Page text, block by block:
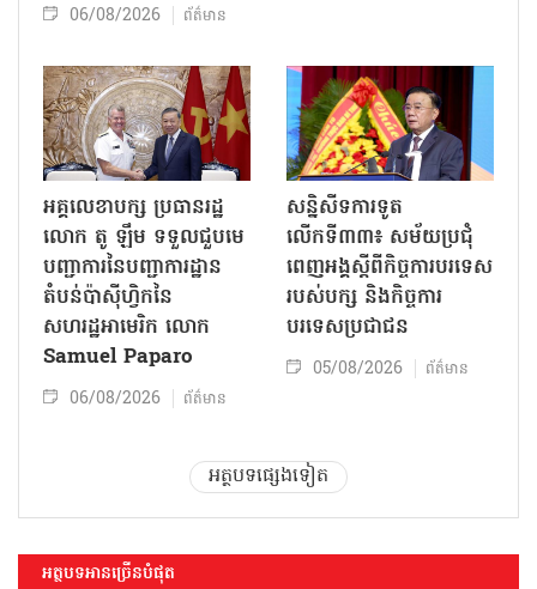
06/08/2026 ព័ត៌មាន
អគ្គលេខាបក្ស ប្រធានរដ្ឋ
លោក តូ ឡឹម ទទួលជួបមេ
បញ្ជាការនៃបញ្ជាការដ្ឋាន
តំបន់ប៉ាស៊ីហ្វិកនៃ
សហរដ្ឋអាមេរិក លោក
Samuel Paparo
06/08/2026 ព័ត៌មាន
សន្និសីទការទូត
លើកទី៣៣៖ សម័យប្រជុំ
ពេញអង្គស្តីពីកិច្ច​ការបរទេស
របស់​បក្ស និងកិច្ច​ការ
បរទេសប្រជាជន
05/08/2026 ព័ត៌មាន
អត្ថបទផ្សេងទៀត
អត្ថបទអានច្រើនបំផុត